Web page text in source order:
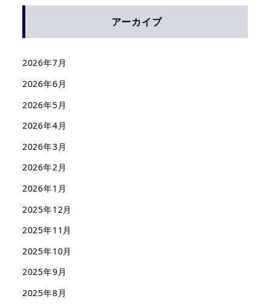
アーカイブ
2026年7月
2026年6月
2026年5月
2026年4月
2026年3月
2026年2月
2026年1月
2025年12月
2025年11月
2025年10月
2025年9月
2025年8月